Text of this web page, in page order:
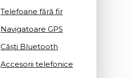
Telefoane fără fir
Navigatoare GPS
Căști Bluetooth
Accesorii telefonice